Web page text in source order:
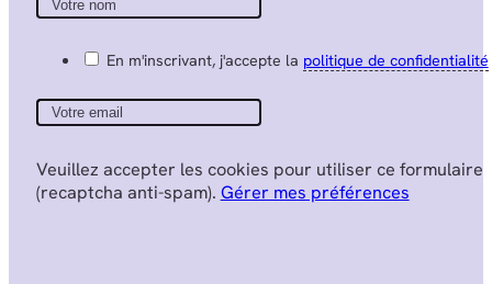
En m'inscrivant, j'accepte la politique de confidentialité
Veuillez accepter les cookies pour utiliser ce formulaire
(recaptcha anti-spam). Gérer mes préférences